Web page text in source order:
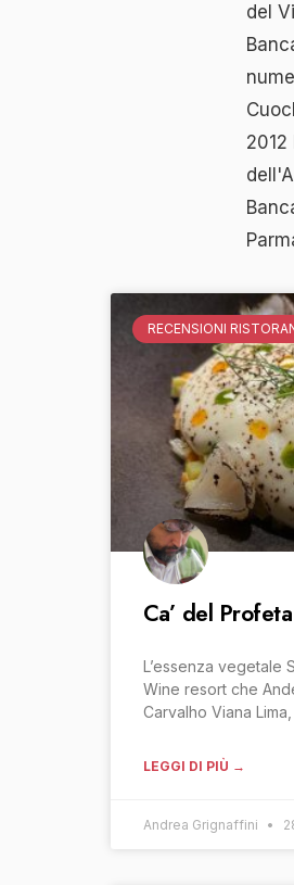
del
RECENSIONI
Ca’ del Profeta
L’essenza vegetale
Wine resort che
Carvalho Viana Lima,
LEGGI DI PIÙ →
Andrea Grignaffini